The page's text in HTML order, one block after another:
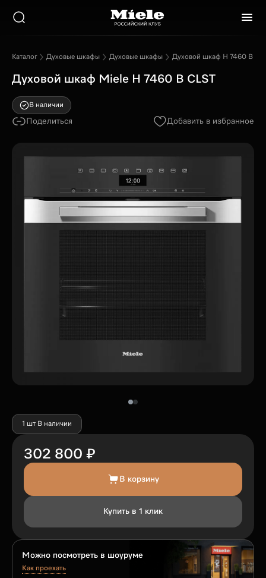
Каталог Духовые шкафы Духовые шкафы Духовой шкаф H 7460 B
Духовой шкаф Miele H 7460 B CLST
В наличии
Поделиться Добавить в избранное
1 шт В наличии
302 800 ₽
В корзину
Купить в 1 клик
Можно посмотреть в шоуруме
Как проехать